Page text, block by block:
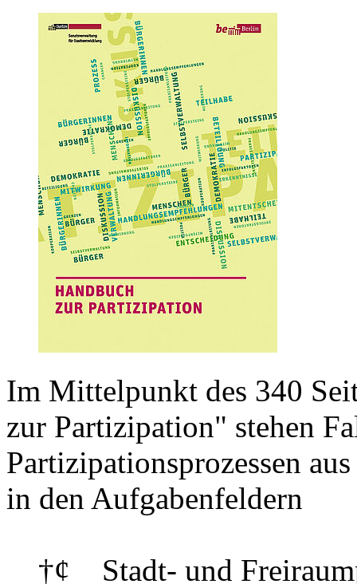
Im Mittelpunkt des 340
zur Partizipation" stehen
Partizipationsprozessen
in den Aufgabenfeldern
†¢ Stadt- und